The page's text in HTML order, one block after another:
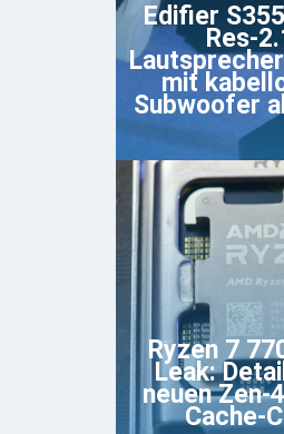
Edifier
Res-
mit
Subwoofer
Ryzen 7
Leak:
neuen Zen-
Cache-